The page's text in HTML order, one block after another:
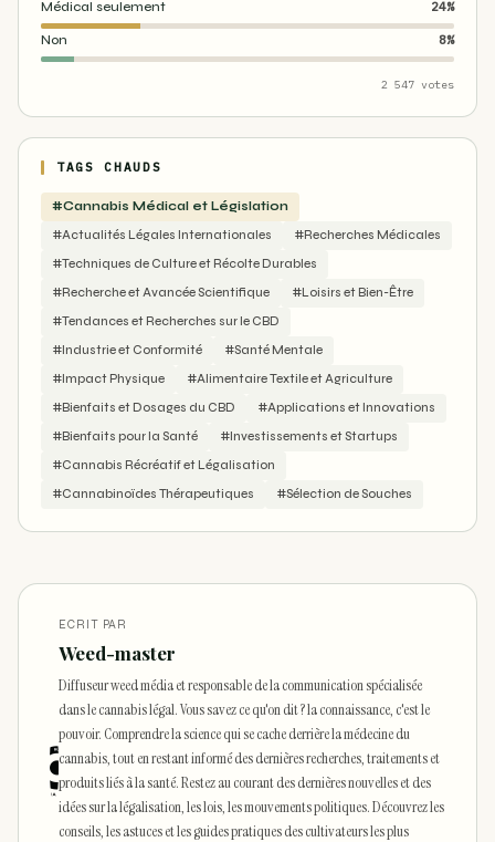
Médical seulement 24%
Non 8%
2 547 votes
TAGS CHAUDS
#Cannabis Médical et Législation
#Actualités Légales Internationales
#Recherches Médicales
#Techniques de Culture et Récolte Durables
#Recherche et Avancée Scientifique
#Loisirs et Bien-Être
#Tendances et Recherches sur le CBD
#Industrie et Conformité
#Santé Mentale
#Impact Physique
#Alimentaire Textile et Agriculture
#Bienfaits et Dosages du CBD
#Applications et Innovations
#Bienfaits pour la Santé
#Investissements et Startups
#Cannabis Récréatif et Légalisation
#Cannabinoïdes Thérapeutiques
#Sélection de Souches
ECRIT PAR
Weed-master
Diffuseur weed média et responsable de la communication spécialisée
dans le cannabis légal. Vous savez ce qu'on dit ? la connaissance, c'est le
pouvoir. Comprendre la science qui se cache derrière la médecine du
cannabis, tout en restant informé des dernières recherches, traitements et
produits liés à la santé. Restez au courant des dernières nouvelles et des
idées sur la légalisation, les lois, les mouvements politiques. Découvrez les
conseils, les astuces et les guides pratiques des cultivateurs les plus